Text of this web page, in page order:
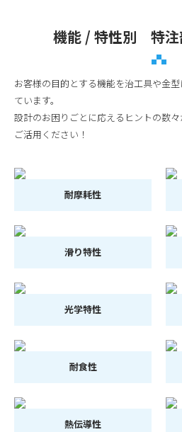
機能 / 特性別 特注
お客様の目的とする機能を治工具や金
ています。
設計のお困りごとに応えるヒントの数
ご活用ください！
耐摩耗性
滑り特性
光学特性
耐食性
熱伝導性